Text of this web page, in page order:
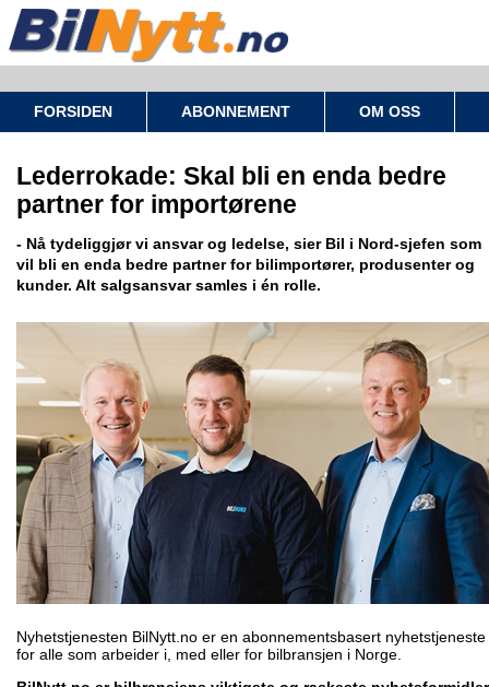
FORSIDEN ABONNEMENT OM OSS
Lederrokade: Skal bli en enda bedre
partner for importørene
- Nå tydeliggjør vi ansvar og ledelse, sier Bil i Nord-sjefen som
vil bli en enda bedre partner for bilimportører, produsenter og
kunder. Alt salgsansvar samles i én rolle.
Nyhetstjenesten BilNytt.no er en abonnementsbasert nyhetstjeneste
for alle som arbeider i, med eller for bilbransjen i Norge.